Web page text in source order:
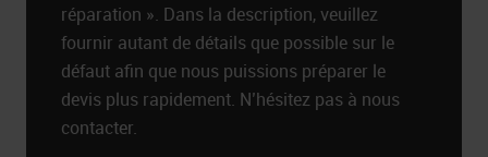
réparation ». Dans la description, veuillez
fournir autant de détails que possible sur le
défaut afin que nous puissions préparer le
devis plus rapidement. N’hésitez pas à nous
contacter.